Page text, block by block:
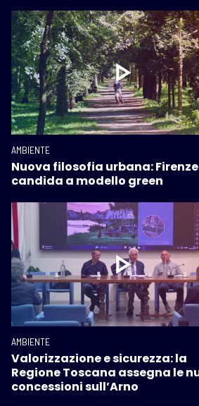
AMBIENTE
Nuova filosofia urbana:
candida a modello green
AMBIENTE
Valorizzazione e sicurezza: la
Regione Toscana assegna le
concessioni sull’Arno